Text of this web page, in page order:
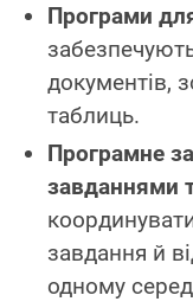
Програми
документів,
таблиць.
Програмне
завданнями
завдання й
одному